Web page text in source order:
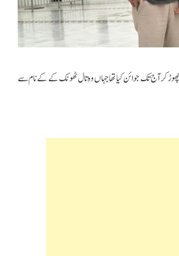
زی نیوز چینل چھوڑکر آج تک جوائن کیا تھا جہاں وہ تال ٹھونک کے کے نام سے